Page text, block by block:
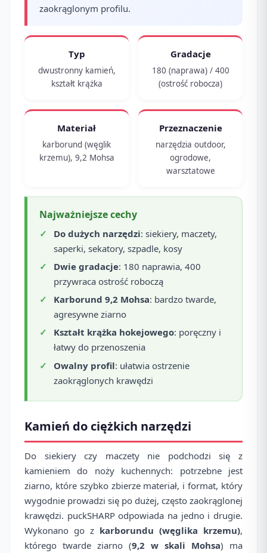
zaokrąglonym profilu.
Typ
dwustronny kamień,
kształt krążka
Gradacje
180 (naprawa) / 400
(ostrość robocza)
Materiał
karborund (węglik
krzemu), 9,2 Mohsa
Przeznaczenie
narzędzia outdoor,
ogrodowe,
warsztatowe
Najważniejsze cechy
Do dużych narzędzi: siekiery, maczety,
saperki, sekatory, szpadle, kosy
Dwie gradacje: 180 naprawia, 400
przywraca ostrość roboczą
Karborund 9,2 Mohsa: bardzo twarde,
agresywne ziarno
Kształt krążka hokejowego: poręczny i
łatwy do przenoszenia
Owalny profil: ułatwia ostrzenie
zaokrąglonych krawędzi
Kamień do ciężkich narzędzi
Do siekiery czy maczety nie podchodzi się z
kamieniem do noży kuchennych: potrzebne jest
ziarno, które szybko zbierze materiał, i format, który
wygodnie prowadzi się po dużej, często zaokrąglonej
krawędzi. puckSHARP odpowiada na jedno i drugie.
Wykonano go z karborundu (węglika krzemu),
którego twarde ziarno (9,2 w skali Mohsa) ma